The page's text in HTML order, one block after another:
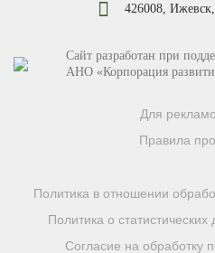
426008,
Сайт разработан при
АНО «Корпорация
Для
Правила
Политика в отношении
Политика о
Согласие на обработку